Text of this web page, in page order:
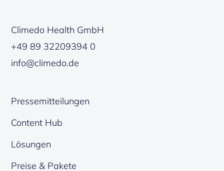
Climedo Health GmbH
+49 89 32209394 0
info@climedo.de
Pressemitteilungen
Content Hub
Lösungen
Preise & Pakete